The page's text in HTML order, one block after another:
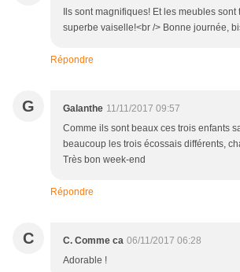
Ils sont magnifiques! Et les meubles
superbe vaiselle!<br /> Bonne journée,
Répondre
G Galanthe 11/11/2017 09:57
Comme ils sont beaux ces trois enfants
beaucoup les trois écossais différents,
Très bon week-end
Répondre
C C. Comme ca 06/11/2017 06:28
Adorable !